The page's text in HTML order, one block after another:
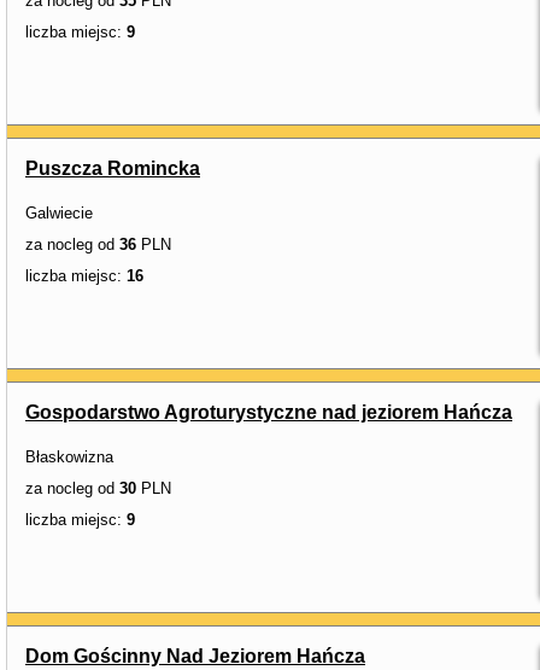
liczba miejsc: 9
Puszcza Romincka
Galwiecie
za nocleg od 36 PLN
liczba miejsc: 16
Gospodarstwo Agroturystyczne nad jeziorem Hańcza
Błaskowizna
za nocleg od 30 PLN
liczba miejsc: 9
Dom Gościnny Nad Jeziorem Hańcza